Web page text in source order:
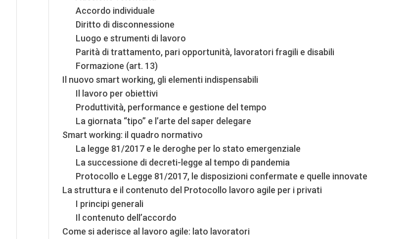
Accordo individuale
Diritto di disconnessione
Luogo e strumenti di lavoro
Parità di trattamento, pari opportunità, lavoratori fragili e disabili
Formazione (art. 13)
Il nuovo smart working, gli elementi indispensabili
Il lavoro per obiettivi
Produttività, performance e gestione del tempo
La giornata “tipo” e l’arte del saper delegare
Smart working: il quadro normativo
La legge 81/2017 e le deroghe per lo stato emergenziale
La successione di decreti-legge al tempo di pandemia
Protocollo e Legge 81/2017, le disposizioni confermate e quelle innovate
La struttura e il contenuto del Protocollo lavoro agile per i privati
I principi generali
Il contenuto dell’accordo
Come si aderisce al lavoro agile: lato lavoratori